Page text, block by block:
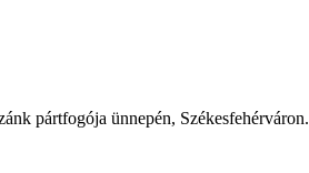
pártfogója ünnepén, Székesfehérváron.